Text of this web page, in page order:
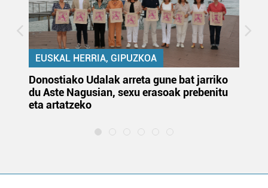
EUSKAL HERRIA, GIPUZKOA
Donostiako Udalak arreta gune bat jarriko
du Aste Nagusian, sexu erasoak prebenitu
eta artatzeko